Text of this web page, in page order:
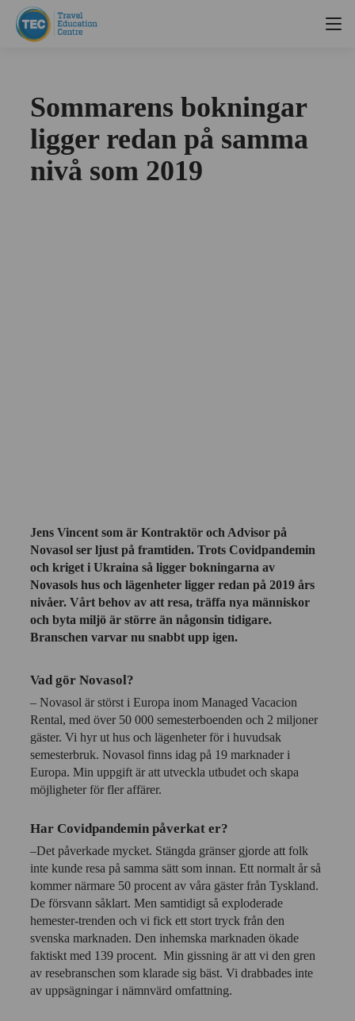
Sommarens bokningar
ligger redan på samma
nivå som 2019
Jens Vincent som är Kontraktör och Advisor på
Novasol ser ljust på framtiden. Trots Covidpandemin
och kriget i Ukraina så ligger bokningarna av
Novasols hus och lägenheter ligger redan på 2019 års
nivåer. Vårt behov av att resa, träffa nya människor
och byta miljö är större än någonsin tidigare.
Branschen varvar nu snabbt upp igen.
Vad gör Novasol?
– Novasol är störst i Europa inom Managed Vacacion
Rental, med över 50 000 semesterboenden och 2 miljoner
gäster. Vi hyr ut hus och lägenheter för i huvudsak
semesterbruk. Novasol finns idag på 19 marknader i
Europa. Min uppgift är att utveckla utbudet och skapa
möjligheter för fler affärer.
Har Covidpandemin påverkat er?
–Det påverkade mycket. Stängda gränser gjorde att folk
inte kunde resa på samma sätt som innan. Ett normalt år så
kommer närmare 50 procent av våra gäster från Tyskland.
De försvann såklart. Men samtidigt så exploderade
hemester-trenden och vi fick ett stort tryck från den
svenska marknaden. Den inhemska marknaden ökade
faktiskt med 139 procent. Min gissning är att vi den gren
av resebranschen som klarade sig bäst. Vi drabbades inte
av uppsägningar i nämnvärd omfattning.